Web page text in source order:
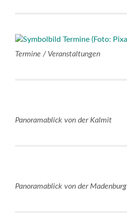
Termine / Veranstaltungen
Panoramablick von der Kalmit
Panoramablick von der Madenburg